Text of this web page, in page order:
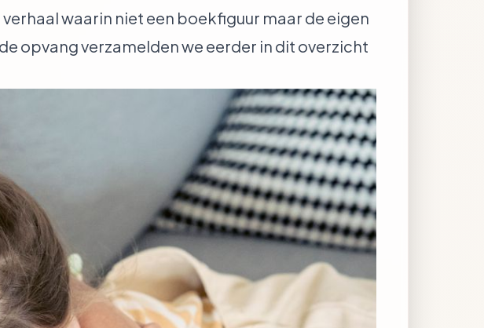
waarin niet een boekfiguur maar de eigen
opvang verzamelden we eerder in dit overzicht